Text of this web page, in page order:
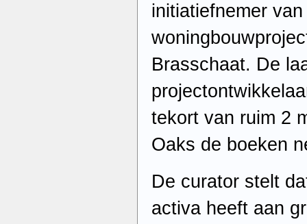
initiatiefnemer
Brasschaat. De
tekort van ruim 2
Oaks de boeken
De curator stelt
activa heeft aan